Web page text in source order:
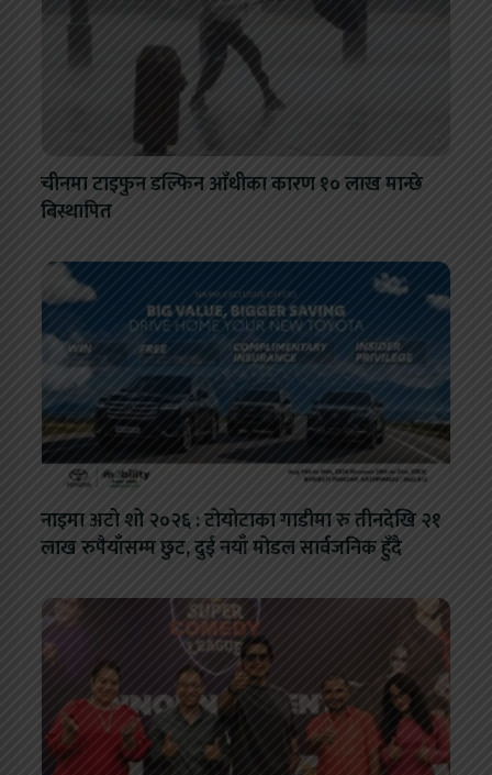
चीनमा टाइफुन डल्फिन आँधीका कारण १० लाख मान्छे
बिस्थापित
नाइमा अटो शो २०२६ : टोयोटाका गाडीमा रु तीनदेखि २१
लाख रुपैयाँसम्म छुट, दुई नयाँ मोडल सार्वजनिक हुँदै